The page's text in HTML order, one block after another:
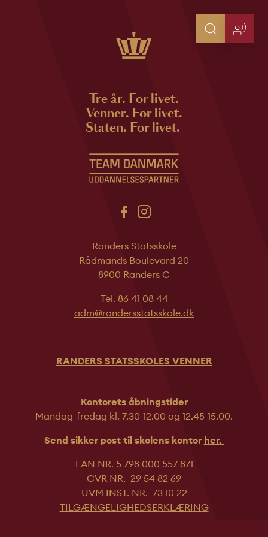
Tre år. For livet.
Venner. For livet.
Staten. For livet.
Randers Statsskole
Rådmands Boulevard 20
8900 Randers C
Tel. 86 41 08 44
adm@randersstatsskole.dk
RANDERS STATSSKOLES VENNER
Kontorets åbningstider
Mandag-fredag kl. 7.30-12.00 og 12.45-15.00.
Send sikker post til skolens kontor her.
EAN NR. 5 798 000 557 871
CVR NR. 29 54 82 69
UVM INST. NR. 73 10 22
TILGÆNGELIGHEDSERKLÆRING